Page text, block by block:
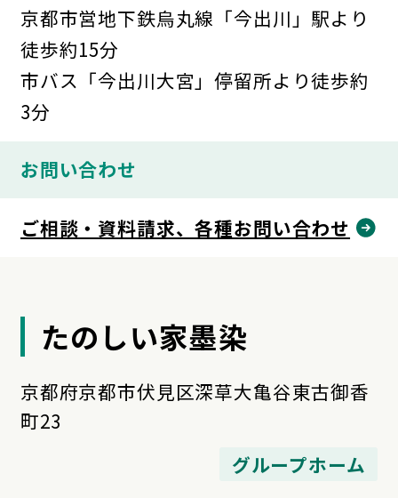
京都市営地下鉄烏丸線「今出川」駅より
徒歩約15分
市バス「今出川大宮」停留所より徒歩約
3分
お問い合わせ
ご相談・資料請求、各種お問い合わせ
たのしい家墨染
京都府京都市伏見区深草大亀谷東古御香
町23
グループホーム